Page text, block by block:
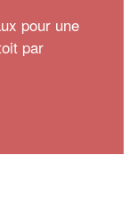
pour une
par